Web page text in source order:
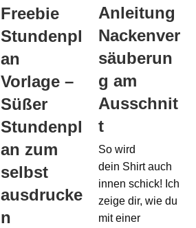
Freebie
Stundenpl
an
Vorlage –
Süßer
Stundenpl
an zum
selbst
ausdrucke
n
Anleitung
Nackenver
säuberun
g am
Ausschnit
t
So wird
dein Shirt auch
innen schick! Ich
zeige dir, wie du
mit einer